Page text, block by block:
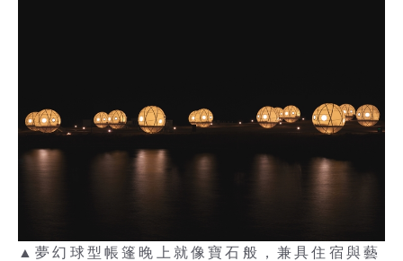
▲夢幻球型帳篷晚上就像寶石般，兼具住宿與藝